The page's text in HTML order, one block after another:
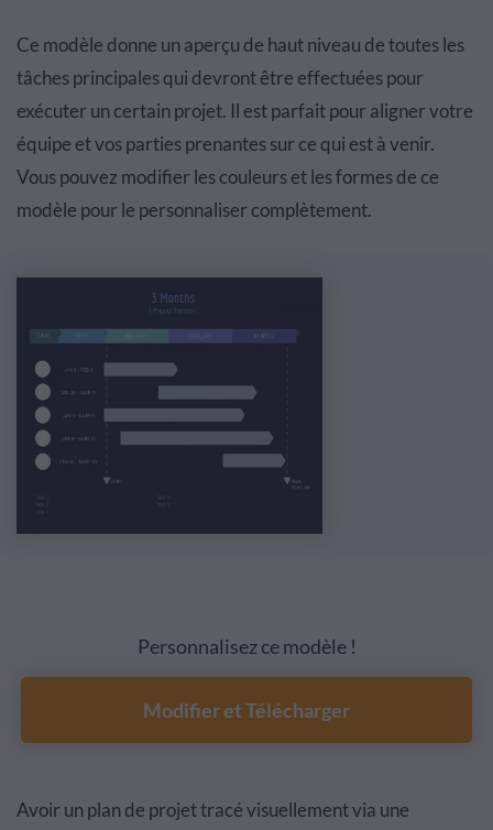
Ce modèle donne un aperçu de haut niveau de toutes les
tâches principales qui devront être effectuées pour
exécuter un certain projet. Il est parfait pour aligner votre
équipe et vos parties prenantes sur ce qui est à venir.
Vous pouvez modifier les couleurs et les formes de ce
modèle pour le personnaliser complètement.
Personnalisez ce modèle !
Modifier et Télécharger
Avoir un plan de projet tracé visuellement via une